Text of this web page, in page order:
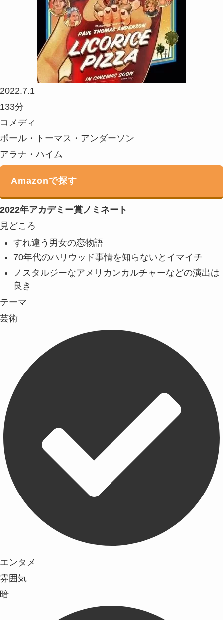
2022.7.1
133分
コメディ
ポール・トーマス・アンダーソン
アラナ・ハイム
Amazonで探す
2022年アカデミー賞ノミネート
見どころ
すれ違う男女の恋物語
70年代のハリウッド事情を知らないとイマイチ
ノスタルジーなアメリカンカルチャーなどの演出は
良き
テーマ
芸術
エンタメ
雰囲気
暗